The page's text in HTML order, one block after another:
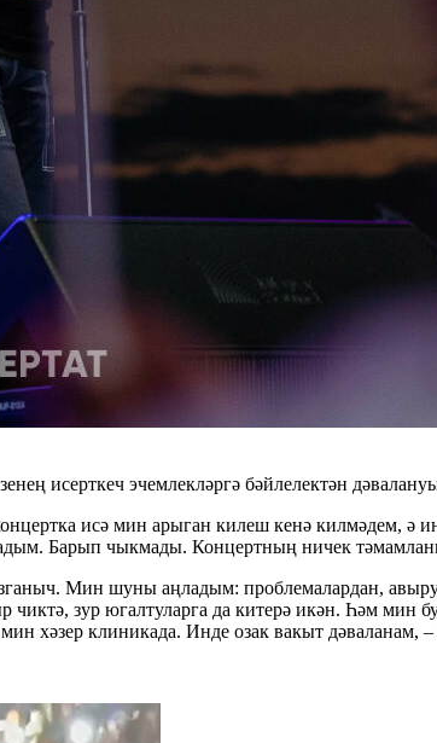
исерткеч эчемлекләргә бәйлелектән
исә мин арыган килеш кенә килмәдем, ә
Барып чыкмады. Концертның ничек
Мин шуны аңладым: проблемалардан,
зур югалтуларга да китерә икән. Һәм мин
хәзер клиникада. Инде озак вакыт дәваланам,